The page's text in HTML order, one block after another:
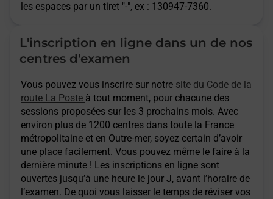
les espaces par un tiret "-", ex : 130947-7360.
L'inscription en ligne dans un de nos
centres d'examen
Vous pouvez vous inscrire sur notre site du Code de la
route La Poste à tout moment, pour chacune des
sessions proposées sur les 3 prochains mois. Avec
environ plus de 1200 centres dans toute la France
métropolitaine et en Outre-mer, soyez certain d’avoir
une place facilement. Vous pouvez même le faire à la
dernière minute ! Les inscriptions en ligne sont
ouvertes jusqu’à une heure le jour J, avant l’horaire de
l’examen. De quoi vous laisser le temps de réviser vos